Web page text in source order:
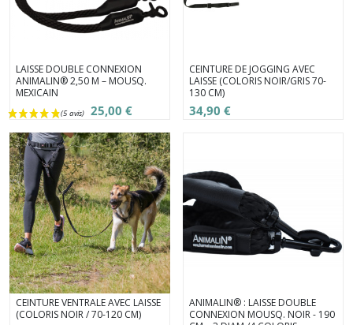
LAISSE DOUBLE CONNEXION
ANIMALIN® 2,50 M – MOUSQ.
MEXICAIN
25,00 €
CEINTURE DE JOGGING AVEC
LAISSE (COLORIS NOIR/GRIS 70-
130 CM)
34,90 €
CEINTURE VENTRALE AVEC LAISSE
(COLORIS NOIR / 70-120 CM)
ANIMALIN® : LAISSE DOUBLE
CONNEXION MOUSQ. NOIR - 190